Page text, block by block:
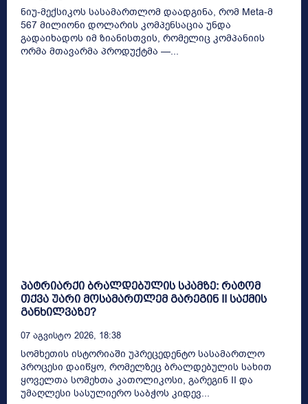
ნიუ-მექსიკოს სასამართლომ დაადგინა, რომ Meta-მ
567 მილიონი დოლარის კომპენსაცია უნდა
გადაიხადოს იმ ზიანისთვის, რომელიც კომპანიის
ორმა მთავარმა პროდუქტმა —...
პატრიარქი ბრალდებულის სკამზე: რატომ
თქვა უარი მოსამართლემ გარეგინ II საქმის
განხილვაზე?
07 Აგვისტო 2026, 18:38
სომხეთის ისტორიაში უპრეცედენტო სასამართლო
პროცესი დაიწყო, რომელზეც ბრალდებულის სახით
ყოველთა სომეხთა კათოლიკოსი, გარეგინ II და
უმაღლესი სასულიერო საბჭოს კიდევ...